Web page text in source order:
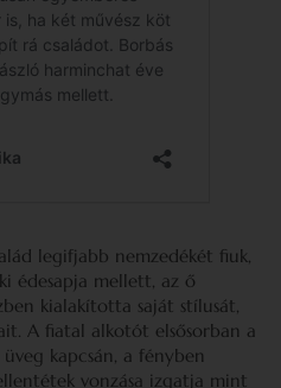
legifjabb nemzedékét fiuk,
édesapja mellett, az ő
kialakította saját stílusát,
A fiatal alkotót elsősorban a
kapcsán, a fényben
vonzása izgatja mint